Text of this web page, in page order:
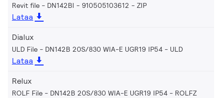
Revit file - DN142BI - 910505103612 ZIP
Lataa
Dialux
ULD File - DN142B 20S/830 WIA-E UGR19 IP54 ULD
Lataa
Relux
ROLF File - DN142B 20S/830 WIA-E UGR19 IP54 ROLFZ